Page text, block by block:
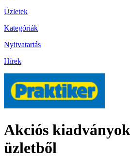
Üzletek
Kategóriák
Nyitvatartás
Hírek
Akciós
üzletből